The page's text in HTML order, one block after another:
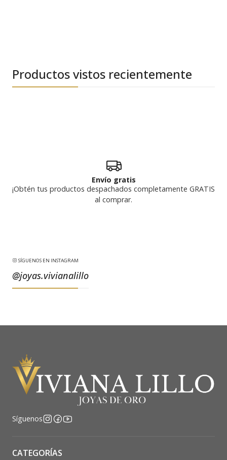
Productos vistos recientemente
Envío gratis
¡Obtén tus productos despachados completamente GRATIS
al comprar.
SÍGUENOS EN INSTAGRAM
@joyas.vivianalillo
Síguenos
CATEGORÍAS